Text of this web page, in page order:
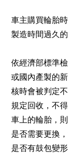
車主購買輪胎
製造時間過久的
依經濟部標準
或國內產製的
核時會被判定
規定回收，不
車上的輪胎，
是否需要更換
是否有鼓包變